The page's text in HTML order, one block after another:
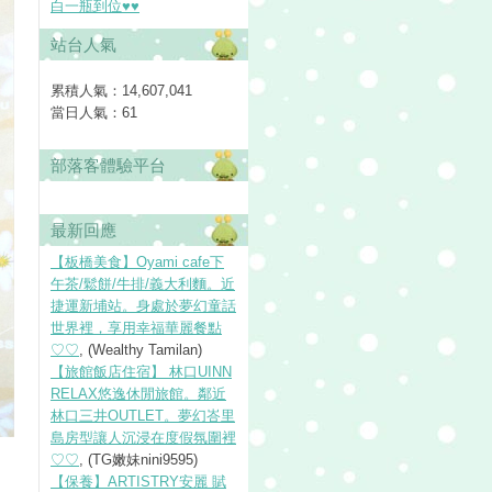
白一瓶到位♥♥
站台人氣
累積人氣： 14,607,041
當日人氣： 61
部落客體驗平台
最新回應
【板橋美食】Oyami cafe下
午茶/鬆餅/牛排/義大利麵。近
捷運新埔站。身處於夢幻童話
世界裡，享用幸福華麗餐點
♡♡, (Wealthy Tamilan)
【旅館飯店住宿】 林口UINN
RELAX悠逸休閒旅館。鄰近
林口三井OUTLET。夢幻峇里
島房型讓人沉浸在度假氛圍裡
♡♡, (TG嫩妹nini9595)
【保養】ARTISTRY安麗 賦